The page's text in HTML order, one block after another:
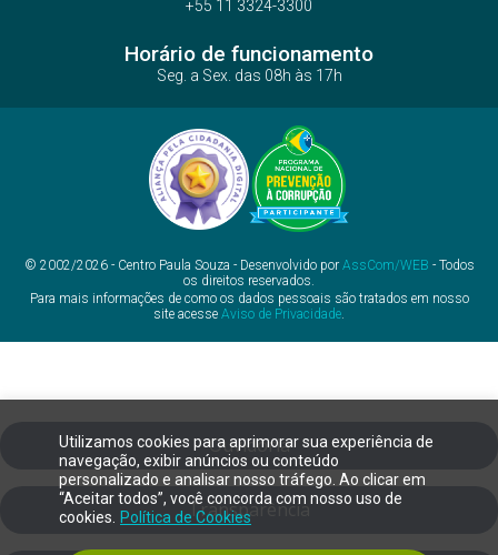
Utilizamos cookies para aprimorar sua experiência de
navegação, exibir anúncios ou conteúdo
personalizado e analisar nosso tráfego. Ao clicar em
“Aceitar todos”, você concorda com nosso uso de
cookies.
Política de Cookies
+55 11 3324-3300
Horário de funcionamento
Seg. a Sex. das 08h às 17h
© 2002/2026 - Centro Paula Souza - Desenvolvido por AssCom/WEB - Todos
os direitos reservados.
Para mais informações de como os dados pessoais são tratados em nosso
site acesse Aviso de Privacidade.
Ouvidoria
Transparência